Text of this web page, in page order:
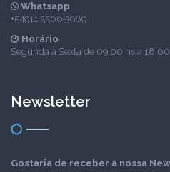
Whatsapp
+54911 5506-3989
Horário
Segunda à Sexta de 09:00 hs a
Newsletter
Gostaria de receber a nossa